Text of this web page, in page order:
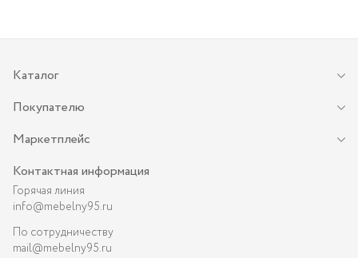
Каталог
Покупателю
Маркетплейс
Контактная информация
Горячая линия
info@mebelny95.ru
По сотрудничеству
mail@mebelny95.ru